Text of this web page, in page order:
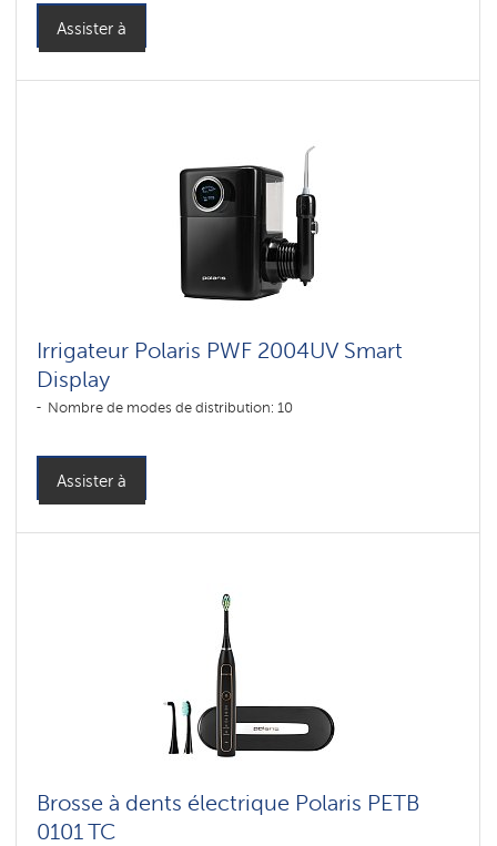
Assister à
Irrigateur Polaris PWF 2004UV Smart
Display
Nombre de modes de distribution: 10
Assister à
Brosse à dents électrique Polaris PETB
0101 TC